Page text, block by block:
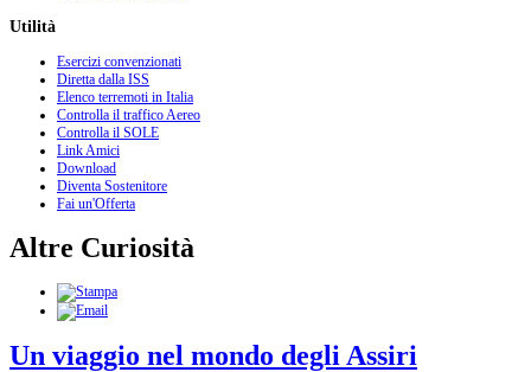
Utilità
Esercizi convenzionati
Diretta dalla ISS
Elenco terremoti in Italia
Controlla il traffico Aereo
Controlla il SOLE
Link Amici
Download
Diventa Sostenitore
Fai un'Offerta
Altre Curiosità
Un viaggio nel mondo degli Assiri